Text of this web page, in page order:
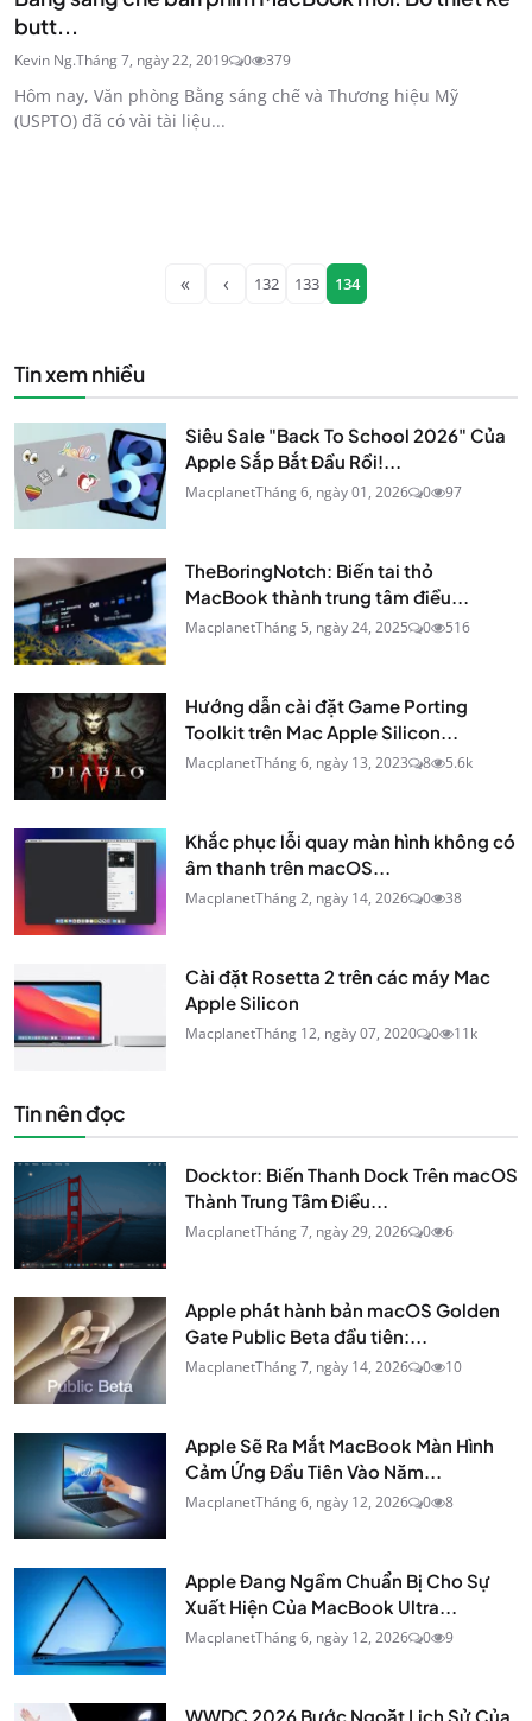
butt...
Kevin Ng.Tháng 7, ngày 22, 2019 0 379
Hôm nay, Văn phòng Bằng sáng chế và Thương hiệu Mỹ
(USPTO) đã có vài tài liệu...
« ‹ 132 133 134
Tin xem nhiều
Siêu Sale "Back To School 2026" Của
Apple Sắp Bắt Đầu Rồi!...
MacplanetTháng 6, ngày 01, 2026 0 97
TheBoringNotch: Biến tai thỏ
MacBook thành trung tâm điều...
MacplanetTháng 5, ngày 24, 2025 0 516
Hướng dẫn cài đặt Game Porting
Toolkit trên Mac Apple Silicon...
MacplanetTháng 6, ngày 13, 2023 8 5.6k
Khắc phục lỗi quay màn hình không có
âm thanh trên macOS...
MacplanetTháng 2, ngày 14, 2026 0 38
Cài đặt Rosetta 2 trên các máy Mac
Apple Silicon
MacplanetTháng 12, ngày 07, 2020 0 11k
Tin nên đọc
Docktor: Biến Thanh Dock Trên macOS
Thành Trung Tâm Điều...
MacplanetTháng 7, ngày 29, 2026 0 6
Apple phát hành bản macOS Golden
Gate Public Beta đầu tiên:...
MacplanetTháng 7, ngày 14, 2026 0 10
Apple Sẽ Ra Mắt MacBook Màn Hình
Cảm Ứng Đầu Tiên Vào Năm...
MacplanetTháng 6, ngày 12, 2026 0 8
Apple Đang Ngầm Chuẩn Bị Cho Sự
Xuất Hiện Của MacBook Ultra...
MacplanetTháng 6, ngày 12, 2026 0 9
WWDC 2026 Bước Ngoặt Lịch Sử Của